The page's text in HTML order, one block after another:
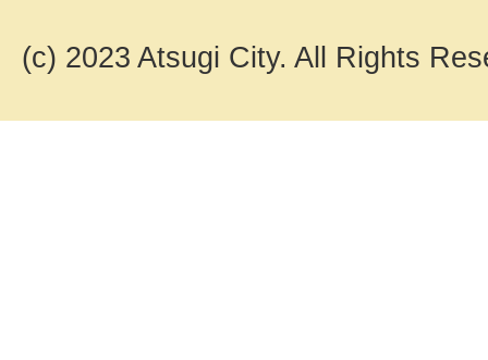
(c) 2023 Atsugi City. All Rights